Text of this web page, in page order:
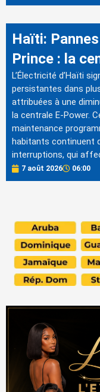
Haïti:
Prince : la
L’Électricité d’Haïti
persistantes dans
attribuées à une
la centrale E-Power.
maintenance
habitants continuent
interruptions, qui
7 août 2026 06:00